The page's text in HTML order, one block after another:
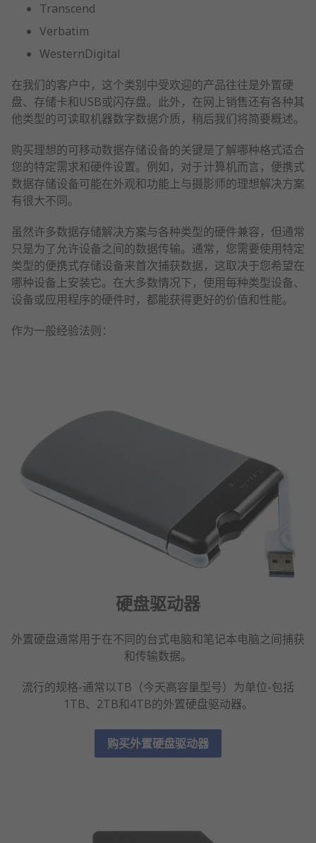
Transcend
Verbatim
WesternDigital
在我们的客户中，这个类别中受欢迎的产品往往是外置硬
盘、存储卡和USB或闪存盘。此外，在网上销售还有各种其
他类型的可读取机器数字数据介质，稍后我们将简要概述。
购买理想的可移动数据存储设备的关键是了解哪种格式适合
您的特定需求和硬件设置。例如，对于计算机而言，便携式
数据存储设备可能在外观和功能上与摄影师的理想解决方案
有很大不同。
虽然许多数据存储解决方案与各种类型的硬件兼容，但通常
只是为了允许设备之间的数据传输。通常，您需要使用特定
类型的便携式存储设备来首次捕获数据，这取决于您希望在
哪种设备上安装它。在大多数情况下，使用每种类型设备、
设备或应用程序的硬件时，都能获得更好的价值和性能。
作为一般经验法则：
硬盘驱动器
外置硬盘通常用于在不同的台式电脑和笔记本电脑之间捕获
和传输数据。
流行的规格-通常以TB（今天高容量型号）为单位-包括
1TB、2TB和4TB的外置硬盘驱动器。
购买外置硬盘驱动器